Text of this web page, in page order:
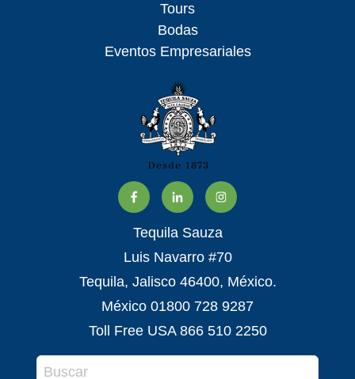
Tequila Sauza
Luis Navarro #70
Tequila, Jalisco 46400, México.
México 01800 728 9287
Toll Free USA 866 510 2250
Tours
Bodas
Eventos Empresariales